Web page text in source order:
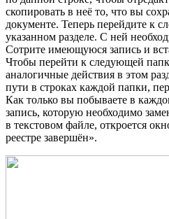
скопировать в неё то, что вы
документе. Теперь перейдите к
указанном разделе. С ней
Сотрите имеющуюся запись и
Чтобы перейти к следующей
аналогичные действия в этом
пути в строках каждой папки,
Как только вы побываете в
запись, которую необходимо
в текстовом файле, откроется
реестре завершён».